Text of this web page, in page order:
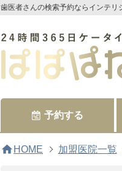
歯医者さんの検索予約ならインテリ
予約する
home HOME 加盟医院一覧